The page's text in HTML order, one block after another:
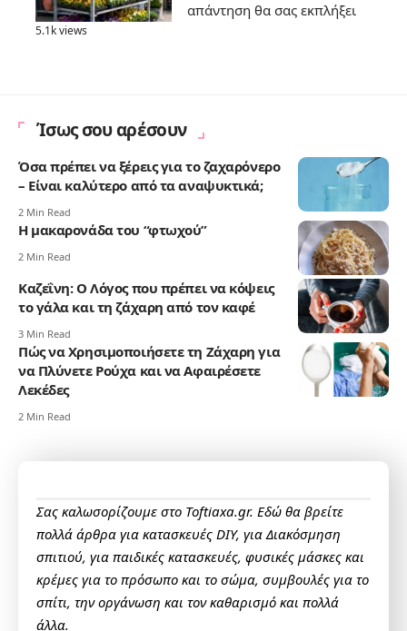
απάντηση θα σας εκπλήξει
5.1k views
Ίσως σου αρέσουν
Όσα πρέπει να ξέρεις για το ζαχαρόνερο
– Είναι καλύτερο από τα αναψυκτικά;
2 Min Read
Η μακαρονάδα του “φτωχού”
2 Min Read
Καζεΐνη: Ο Λόγος που πρέπει να κόψεις
το γάλα και τη ζάχαρη από τον καφέ
3 Min Read
Πώς να Χρησιμοποιήσετε τη Ζάχαρη για
να Πλύνετε Ρούχα και να Αφαιρέσετε
Λεκέδες
2 Min Read
Σας καλωσορίζουμε στο Toftiaxa.gr. Εδώ θα βρείτε
πολλά άρθρα για κατασκευές DIY, για Διακόσμηση
σπιτιού, για παιδικές κατασκευές, φυσικές μάσκες και
κρέμες για το πρόσωπο και το σώμα, συμβουλές για το
σπίτι, την οργάνωση και τον καθαρισμό και πολλά
άλλα.